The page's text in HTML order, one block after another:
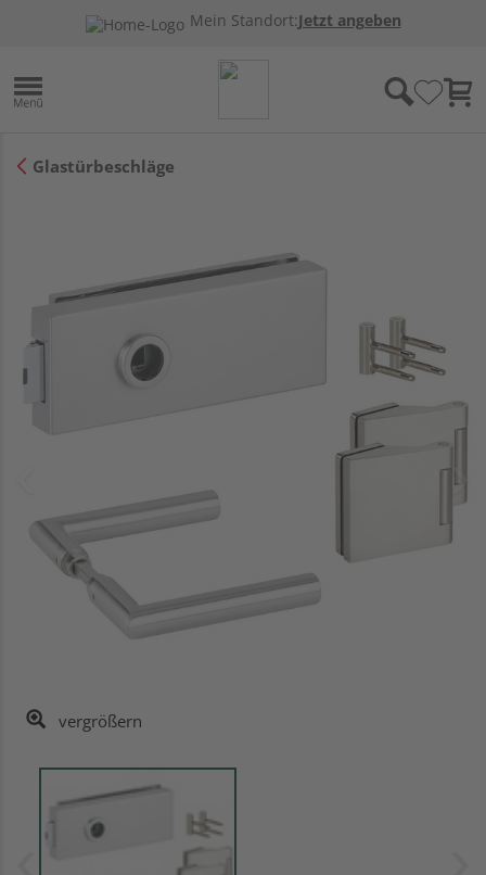
Mein Standort:Jetzt angeben
Glastürbeschläge
vergrößern